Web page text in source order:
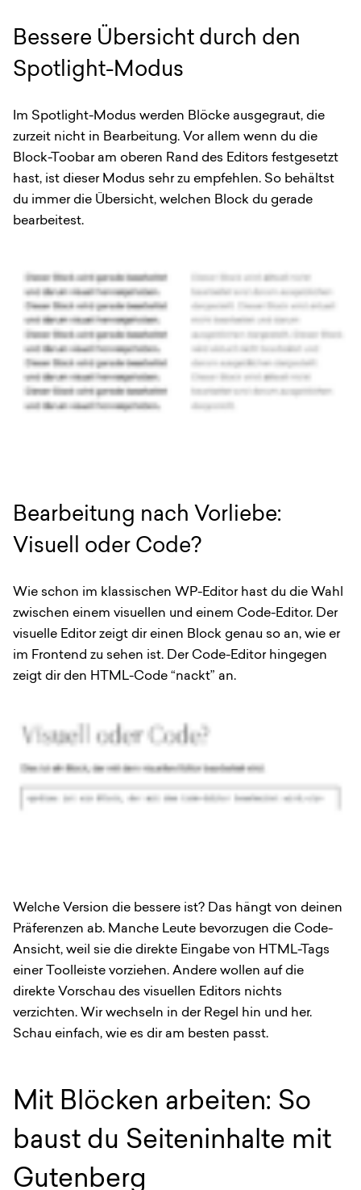
Bessere Übersicht durch den
Spotlight-Modus
Im Spotlight-Modus werden Blöcke ausgegraut, die
zurzeit nicht in Bearbeitung. Vor allem wenn du die
Block-Toobar am oberen Rand des Editors festgesetzt
hast, ist dieser Modus sehr zu empfehlen. So behältst
du immer die Übersicht, welchen Block du gerade
bearbeitest.
Bearbeitung nach Vorliebe:
Visuell oder Code?
Wie schon im klassischen WP-Editor hast du die Wahl
zwischen einem visuellen und einem Code-Editor. Der
visuelle Editor zeigt dir einen Block genau so an, wie er
im Frontend zu sehen ist. Der Code-Editor hingegen
zeigt dir den HTML-Code “nackt” an.
Welche Version die bessere ist? Das hängt von deinen
Präferenzen ab. Manche Leute bevorzugen die Code-
Ansicht, weil sie die direkte Eingabe von HTML-Tags
einer Toolleiste vorziehen. Andere wollen auf die
direkte Vorschau des visuellen Editors nichts
verzichten. Wir wechseln in der Regel hin und her.
Schau einfach, wie es dir am besten passt.
Mit Blöcken arbeiten: So
baust du Seiteninhalte mit
Gutenberg